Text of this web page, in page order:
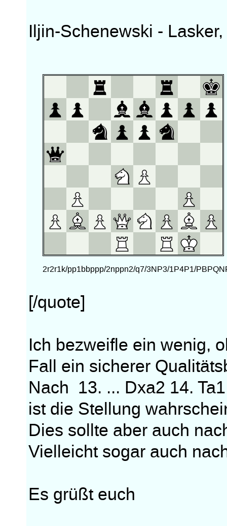
Iljin-Schenewski -
[/quote]
Ich bezweifle ein wenig,
Fall ein sicherer
Nach 13. ... Dxa2 14.
ist die Stellung
Dies sollte aber auch
Vielleicht sogar auch
Es grüßt euch